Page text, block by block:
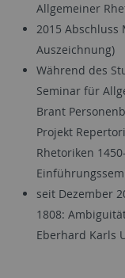
Allgemeiner
2015
Auszeichnung)
Während des
Seminar für
Brant
Projekt
Rhetoriken
seit Dezember
1808:
Eberhard Karls